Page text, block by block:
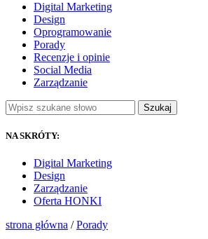
Digital Marketing
Design
Oprogramowanie
Porady
Recenzje i opinie
Social Media
Zarządzanie
Szukaj
NA SKRÓTY:
Digital Marketing
Design
Zarządzanie
Oferta HONKI
strona główna /Porady